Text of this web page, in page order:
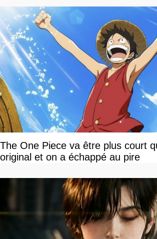
The One Piece va être plus court
original et on a échappé au pire